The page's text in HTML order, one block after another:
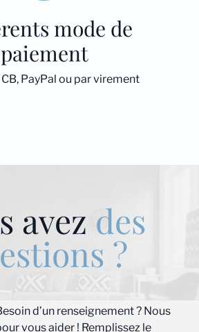
mode de
paiement
PayPal ou par virement
avez des
?
d’un renseignement ? Nous
vous aider ! Remplissez le